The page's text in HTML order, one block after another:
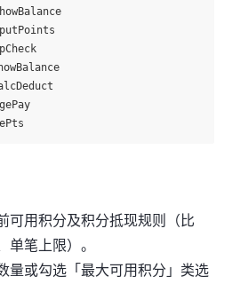
可用积分及积分抵现规则（比
笔上限）。
量或勾选「最大可用积分」类选